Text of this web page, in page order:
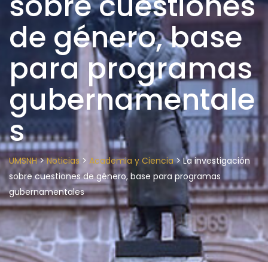
de género, base
para programas
gubernamentale
s
UMSNH>Noticias > Academia y Ciencia>La investigación
sobre cuestiones de género, base para programas
gubernamentales